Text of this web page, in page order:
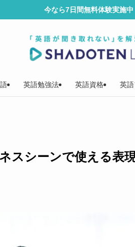
今なら7日間無料体験実施中
英語勉強法 英語資格 英
スシーンで使える表